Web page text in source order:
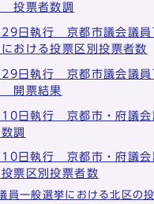
投票者数調
日執行 京都市議会議員
おける投票区別投票者数
日執行 京都市議会議員
開票結果
日執行 京都市・府議会
調
日執行 京都市・府議会
票区別投票者数
員一般選挙における北区の